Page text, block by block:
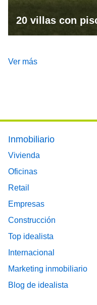
20 villas con
Ver más
Footer main menu
Inmobiliario
Vivienda
Oficinas
Retail
Empresas
Construcción
Top idealista
Internacional
Marketing inmobiliario
Blog de idealista